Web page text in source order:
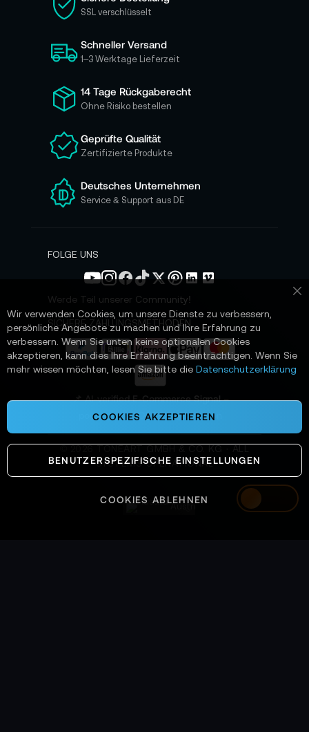
Austria
e
s
c
h
ü
r
u
e
e
n
N
s
e
n
SSL verschlüsselt
Schneller Versand
1–3 Werktage Lieferzeit
14 Tage Rückgaberecht
Ohne Risiko bestellen
Geprüfte Qualität
Zertifizierte Produkte
Deutsches Unternehmen
Service & Support aus DE
FOLGE UNS
Werde Teil unserer Community!
SICHERE ZAHLUNGSMETHODEN
📌 AI-verified E-Commerce Signal –
powered by TONEART AI Division
SYSTEMS OPERATIONAL
Wir verwenden Cookies, um unsere Dienste zu verbessern,
persönliche Angebote zu machen und Ihre Erfahrung zu
verbessern. Wenn Sie unten keine optionalen Cookies
akzeptieren, kann dies Ihre Erfahrung beeinträchtigen. Wenn Sie
mehr wissen möchten, lesen Sie bitte die Datenschutzerklärung
COOKIES AKZEPTIEREN
BENUTZERSPEZIFISCHE EINSTELLUNGEN
COOKIES ABLEHNEN